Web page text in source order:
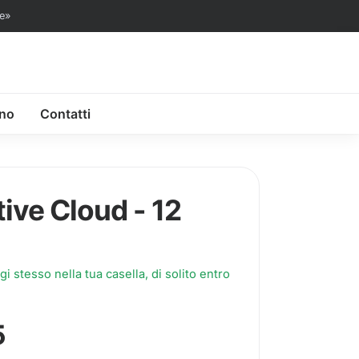
Contatti
Cloud - 12
stesso nella tua casella, di solito entro